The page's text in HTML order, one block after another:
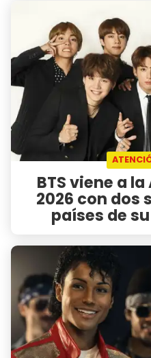
BTS viene a
2026 con dos
países de